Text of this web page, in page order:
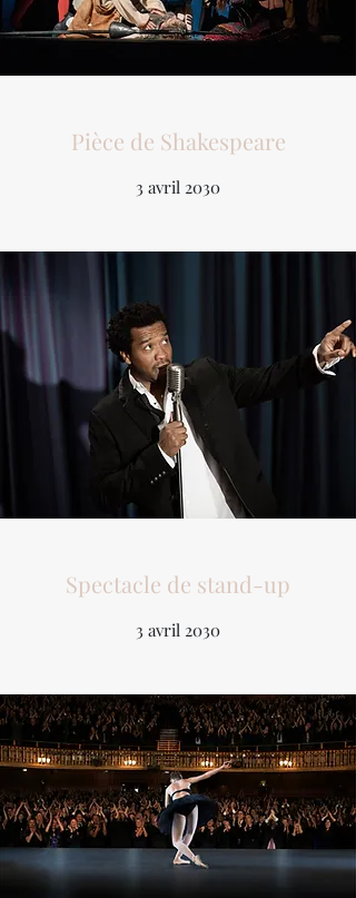
Pièce de Shakespeare
3 avril 2030
Spectacle de stand-up
3 avril 2030